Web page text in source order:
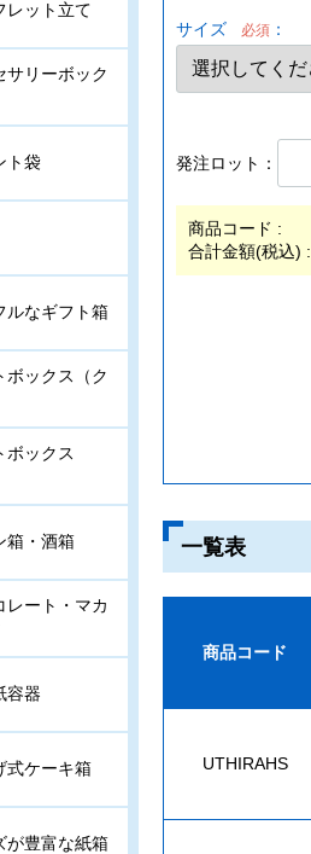
サイズ 必須：
発注ロット：
商品コード :
合計金額(税込) :
一覧表
商品コード
UTHIRAHS
レット立て
サリーボック
ト袋
ルなギフト箱
ボックス（ク
ボックス
箱・酒箱
レート・マカ
容器
式ケーキ箱
が豊富な紙箱